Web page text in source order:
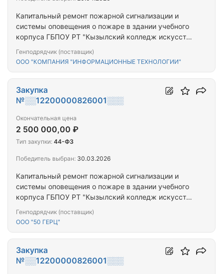
Капитальный ремонт пожарной сигнализации и
системы оповещения о пожаре в здании учебного
корпуса ГБПОУ РТ "Кызылский колледж искусств
Генподрядчик (поставщик)
ООО "КОМПАНИЯ "ИНФОРМАЦИОННЫЕ ТЕХНОЛОГИИ"
Капитальный ремонт пожарной сигнализации и
системы оповещения о пожаре в здании учебного
корпуса ГБПОУ РТ "Кызылский колледж искусств
Генподрядчик (поставщик)
ООО "50 ГЕРЦ"
Закупка
№░░12200000826001░░░
Окончательная цена
2 500 000,00 ₽
Тип закупки: 44-ФЗ
Победитель выбран: 30.03.2026
Закупка
№░░12200000826001░░░